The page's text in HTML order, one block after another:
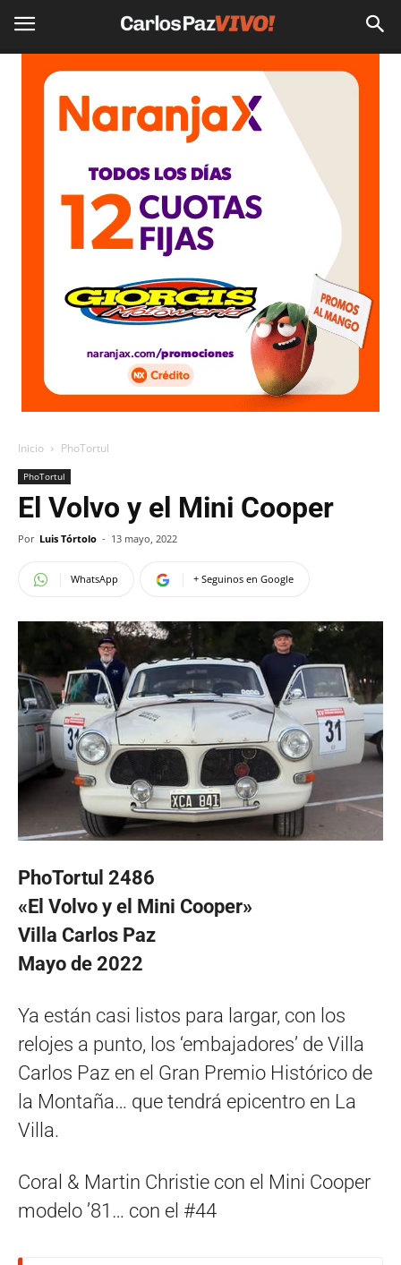
Inicio PhoTortul
PhoTortul
El Volvo y el Mini Cooper
Por Luis Tórtolo - 13 mayo, 2022
WhatsApp + Seguinos en Google
PhoTortul 2486
«El Volvo y el Mini Cooper»
Villa Carlos Paz
Mayo de 2022
Ya están casi listos para largar, con los
relojes a punto, los ‘embajadores’ de Villa
Carlos Paz en el Gran Premio Histórico de
la Montaña… que tendrá epicentro en La
Villa.
Coral & Martin Christie con el Mini Cooper
modelo ’81… con el #44